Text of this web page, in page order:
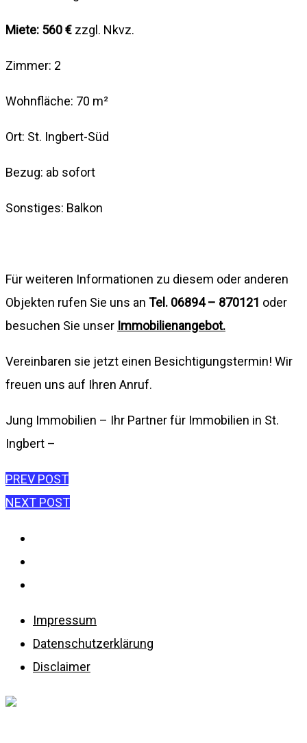
Miete: 560 € zzgl. Nkvz.
Zimmer: 2
Wohnfläche: 70 m²
Ort: St. Ingbert-Süd
Bezug: ab sofort
Sonstiges: Balkon
Für weiteren Informationen zu diesem oder anderen
Objekten rufen Sie uns an Tel. 06894 – 870121 oder
besuchen Sie unser Immobilienangebot.
Vereinbaren sie jetzt einen Besichtigungstermin! Wir
freuen uns auf Ihren Anruf.
Jung Immobilien – Ihr Partner für Immobilien in St.
Ingbert –
Beitragsnavigation
PREV POST
NEXT POST
Impressum
Datenschutzerklärung
Disclaimer